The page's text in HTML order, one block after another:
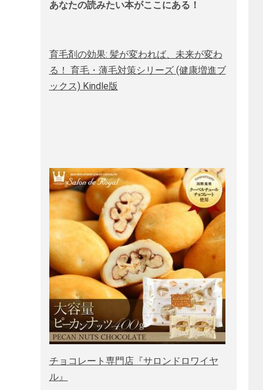
あなたの読みたい本がここにある！
育毛剤の効果: 髪が変われば、未来が変わ
る！ 育毛・薄毛対策シリーズ (健康増進ブ
ックス) Kindle版
チョコレート専門店『サロンドロワイヤ
ル』